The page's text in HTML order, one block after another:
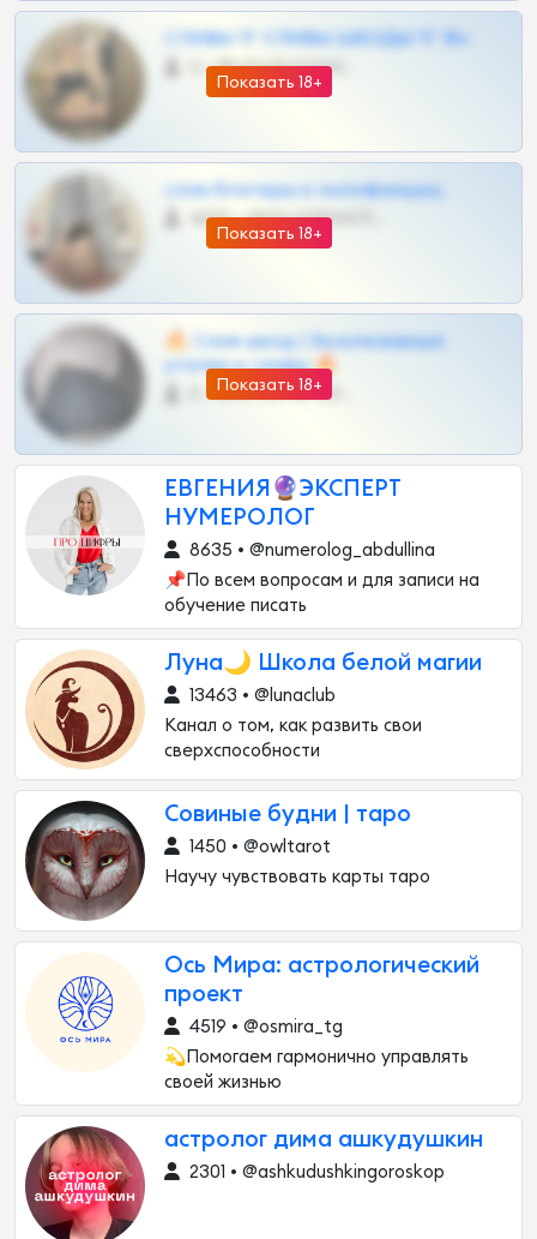
Показать 18+
СЛИВЫ ТГ СЛИВЫ ШКОДЫ ТГ 18+
0 •
Показать 18+
слив блогерш и онлифанщиц
4675 •
Показать 18+
🔥 Слив шкод | Эксклюзивные
утечки и сливы 🔥
0 •
ЕВГЕНИЯ️️🔮ЭКСПЕРТ
НУМЕРОЛОГ
8635 • @numerolog_abdullina
📌По всем вопросам и для записи на
обучение писать
Луна🌙 Школа белой магии
13463 • @lunaclub
Канал о том, как развить свои
сверхспособности
Совиные будни | таро
1450 • @owltarot
Научу чувствовать карты таро
Ось Мира: астрологический
проект
4519 • @osmira_tg
💫Помогаем гармонично управлять
своей жизнью
астролог дима ашкудушкин
2301 • @ashkudushkingoroskop